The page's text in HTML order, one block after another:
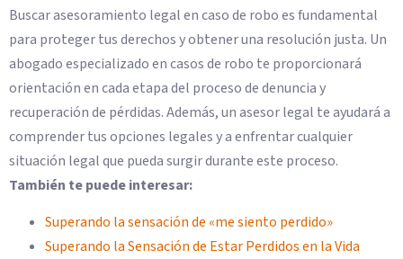
Buscar asesoramiento legal en caso de robo es fundamental
para proteger tus derechos y obtener una resolución justa. Un
abogado especializado en casos de robo te proporcionará
orientación en cada etapa del proceso de denuncia y
recuperación de pérdidas. Además, un asesor legal te ayudará a
comprender tus opciones legales y a enfrentar cualquier
situación legal que pueda surgir durante este proceso.
También te puede interesar:
Superando la sensación de «me siento perdido»
Superando la Sensación de Estar Perdidos en la Vida